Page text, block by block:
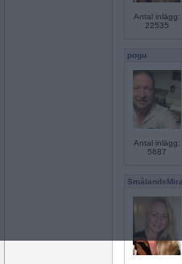
Antal inlägg:
22535
pogu
Antal inlägg:
5687
SmålandsMira